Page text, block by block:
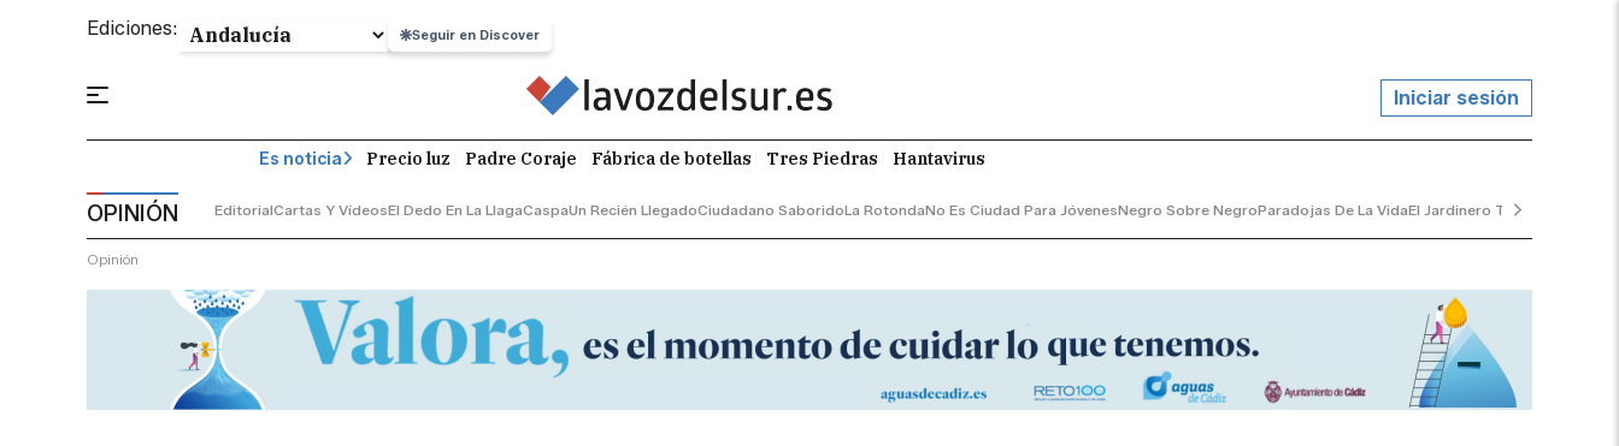
Ediciones: Seguir en Discover
Iniciar sesión
Es noticia Precio luz Padre Coraje Fábrica de botellas Tres Piedras Hantavirus
OPINIÓN EditorialCartas Y VídeosEl Dedo En La LlagaCaspaUn Recién LlegadoCiudadano SaboridoLa RotondaNo Es Ciudad Para JóvenesNegro Sobre NegroParadojas De La VidaEl Jardinero Tranquilo
Opinión